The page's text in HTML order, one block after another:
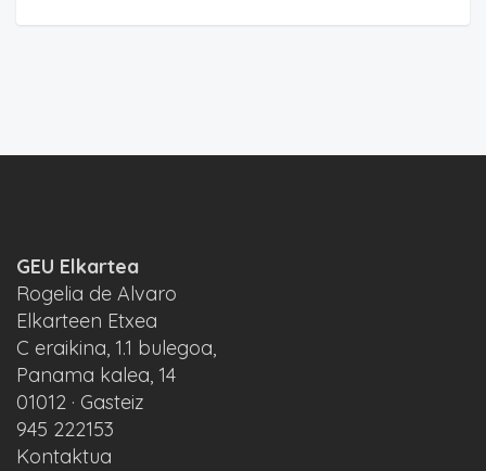
GEU Elkartea
Rogelia de Alvaro
Elkarteen Etxea
C eraikina, 1.1 bulegoa,
Panama kalea, 14
01012 · Gasteiz
945 222153
Kontaktua